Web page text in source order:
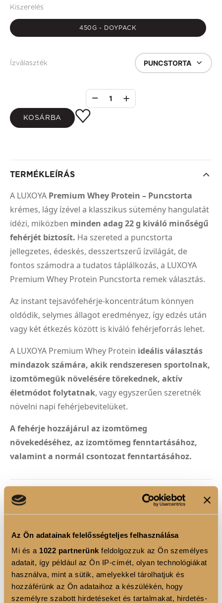
Az Ön adatainak felelősségteljes felhasználása
Mi és a 1022 partnerünk feldolgozzuk az Ön személyes
adatait, így például az Ön IP-címét, olyan technológiákat
használva, mint a sütik, amelyekkel tárolhatjuk és
hozzáférünk az Ön adataihoz a készülékén, hogy
személyre szabott hirdetéseket és tartalmakat, hirdetés-
Kiszerelés
450G - DOYPACK
Ízválaszték PUNCSTORTA
1
KOSÁRBA
TERMÉKLEÍRÁS
A LUXOYA Premium Whey Protein – Puncstorta
krémes, lágy ízével a klasszikus sütemény hangulatát
idézi, miközben minden adag 22 g kiváló minőségű
fehérjét biztosít. Ha szereted a puncstorta
jellegzetes, édeskés, desszertszerű ízvilágát, de
fontos számodra a tudatos táplálkozás, a LUXOYA
Premium Whey Protein Puncstorta remek választás.
Az instant tejsavófehérje-koncentrátum könnyen
oldódik, selymes állagot eredményez, így edzés után
vagy két étkezés között is kiváló fehérjeforrás lehet.
A LUXOYA Premium Whey Protein ideális választás
mindazok számára, akik rendszeresen sportolnak,
izomtömegük növelésére törekednek, aktív
életmódot folytatnak, vagy egyszerűen szeretnék
növelni napi fehérjebevitelüket.
A fehérje hozzájárul az izomtömeg
növekedéséhez, az izomtömeg fenntartásához,
valamint a normál csontozat fenntartásához.
TERMÉK ELŐNYÖK
22 g fehérje adagonként a napi fehérjebevitel
támogatására.
72% fehérjetartalom, kiváló minőségű instant
tejsavófehérje-koncentrátumból.
Hozzáadott cukor nélkül, édesítőszerekkel.
DigeZyme® multienzim komplexszel, amely öt